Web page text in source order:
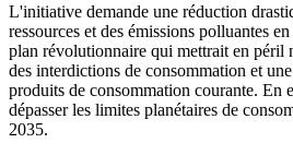
L'initiative demande une réduction
ressources et des émissions polluantes
plan révolutionnaire qui mettrait en péril
des interdictions de consommation et
produits de consommation courante. En
dépasser les limites planétaires de
2035.